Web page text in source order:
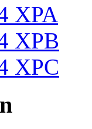
XPA
XPB
XPC